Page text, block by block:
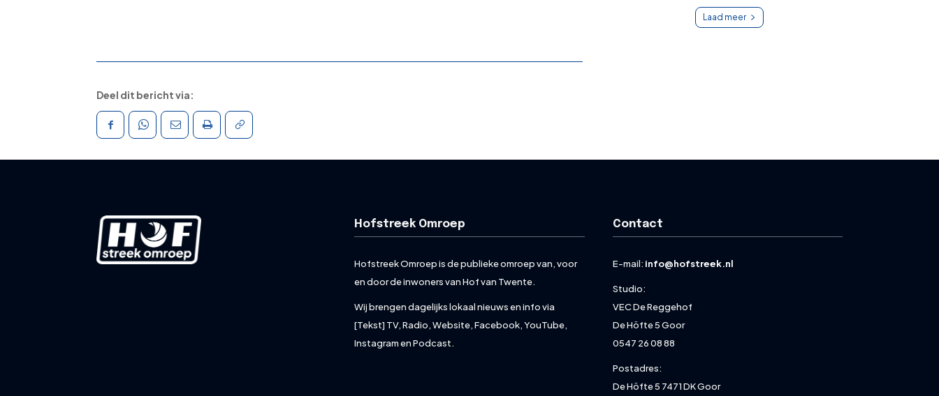
Laad meer
Deel dit bericht via:
Hofstreek Omroep
Hofstreek Omroep is de publieke omroep van, voor
en door de inwoners van Hof van Twente.
Wij brengen dagelijks lokaal nieuws en info via
[Tekst] TV, Radio, Website, Facebook, YouTube,
Instagram en Podcast.
Contact
E-mail: info@hofstreek.nl
Studio:
VEC De Reggehof
De Höfte 5 Goor
0547 26 08 88
Postadres:
De Höfte 5 7471 DK Goor